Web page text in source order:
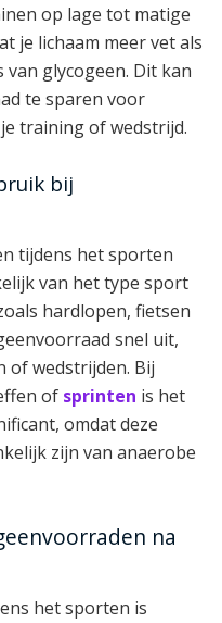
op lage tot matige
je lichaam meer vet als
glycogeen. Dit kan
te sparen voor
training of wedstrijd.
bij
tijdens het sporten
van het type sport
hardlopen, fietsen
snel uit,
of wedstrijden. Bij
of sprinten is het
omdat deze
zijn van anaerobe
na
het sporten is